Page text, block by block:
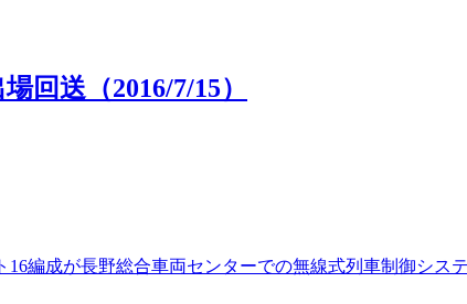
回送（2016/7/15）
編成が長野総合車両センターでの無線式列車制御シス